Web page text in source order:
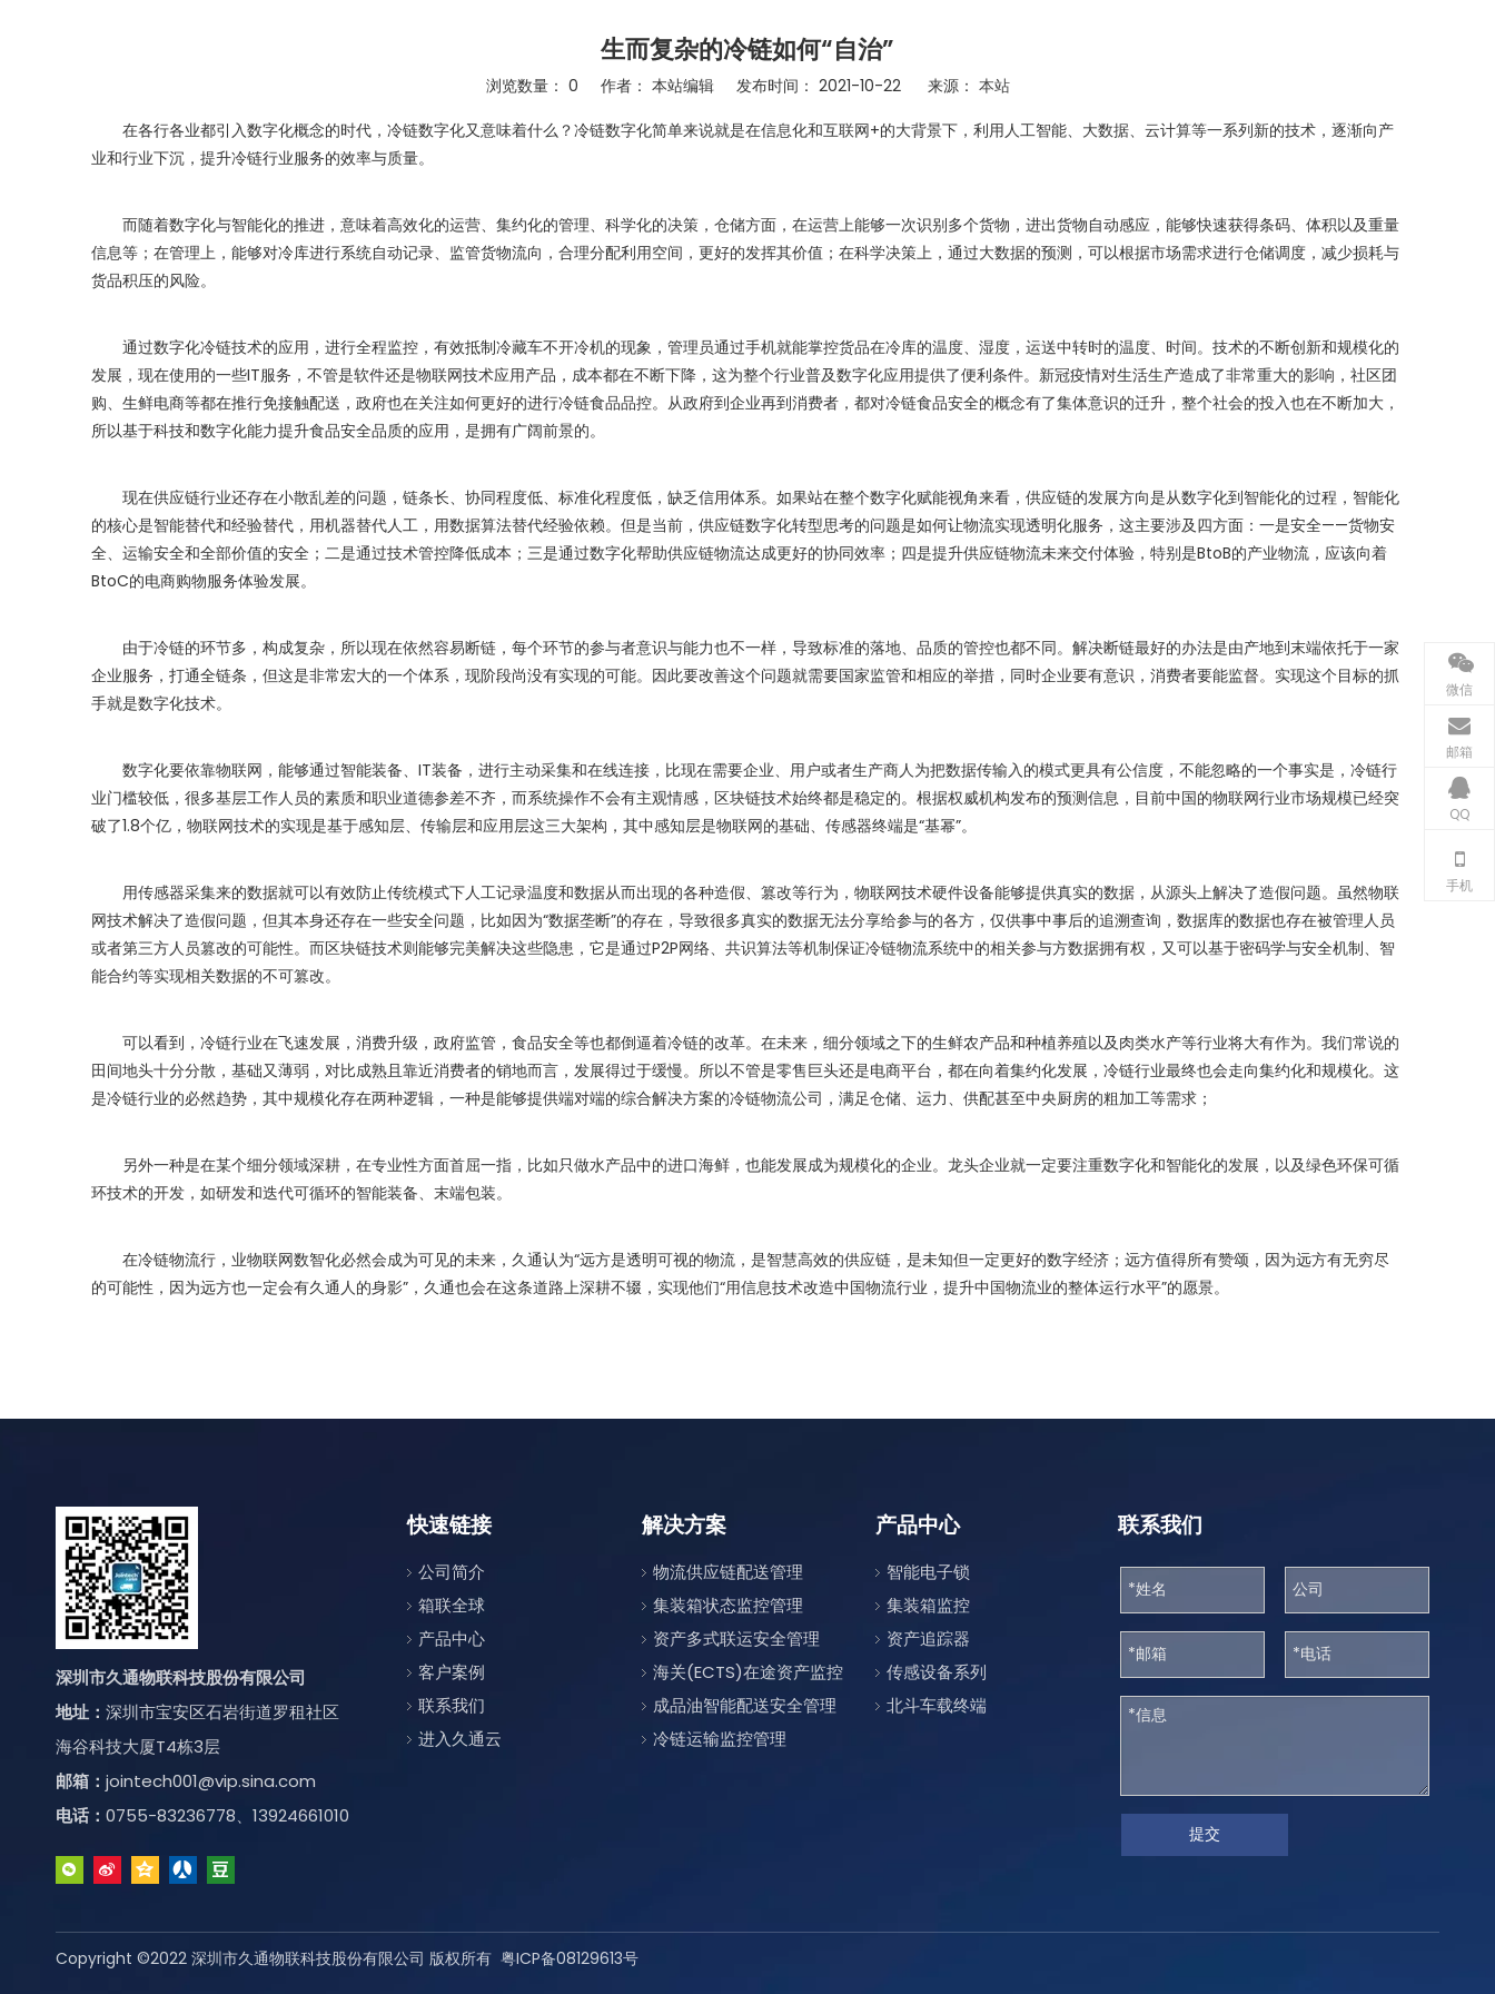
生而复杂的冷链如何“自治”
浏览数量： 0 作者： 本站编辑 发布时间： 2021-10-22 来源： 本站
["wechat","weibo","qzone","douban","email"]
在各行各业都引入数字化概念的时代，冷链数字化又意味着什么？冷链数字化简单来说就是在信息化和互联网+的大背景下，利用人工智能、大数据、云计算等一系列新的技术，逐渐向产
业和行业下沉，提升冷链行业服务的效率与质量。
而随着数字化与智能化的推进，意味着高效化的运营、集约化的管理、科学化的决策，仓储方面，在运营上能够一次识别多个货物，进出货物自动感应，能够快速获得条码、体积以及重量
信息等；在管理上，能够对冷库进行系统自动记录、监管货物流向，合理分配利用空间，更好的发挥其价值；在科学决策上，通过大数据的预测，可以根据市场需求进行仓储调度，减少损耗与
货品积压的风险。
通过数字化冷链技术的应用，进行全程监控，有效抵制冷藏车不开冷机的现象，管理员通过手机就能掌控货品在冷库的温度、湿度，运送中转时的温度、时间。技术的不断创新和规模化的
发展，现在使用的一些IT服务，不管是软件还是物联网技术应用产品，成本都在不断下降，这为整个行业普及数字化应用提供了便利条件。新冠疫情对生活生产造成了非常重大的影响，社区团
购、生鲜电商等都在推行免接触配送，政府也在关注如何更好的进行冷链食品品控。从政府到企业再到消费者，都对冷链食品安全的概念有了集体意识的迁升，整个社会的投入也在不断加大，
所以基于科技和数字化能力提升食品安全品质的应用，是拥有广阔前景的。
现在供应链行业还存在小散乱差的问题，链条长、协同程度低、标准化程度低，缺乏信用体系。如果站在整个数字化赋能视角来看，供应链的发展方向是从数字化到智能化的过程，智能化
的核心是智能替代和经验替代，用机器替代人工，用数据算法替代经验依赖。但是当前，供应链数字化转型思考的问题是如何让物流实现透明化服务，这主要涉及四方面：一是安全——货物安
全、运输安全和全部价值的安全；二是通过技术管控降低成本；三是通过数字化帮助供应链物流达成更好的协同效率；四是提升供应链物流未来交付体验，特别是BtoB的产业物流，应该向着
BtoC的电商购物服务体验发展。
由于冷链的环节多，构成复杂，所以现在依然容易断链，每个环节的参与者意识与能力也不一样，导致标准的落地、品质的管控也都不同。解决断链最好的办法是由产地到末端依托于一家
企业服务，打通全链条，但这是非常宏大的一个体系，现阶段尚没有实现的可能。因此要改善这个问题就需要国家监管和相应的举措，同时企业要有意识，消费者要能监督。实现这个目标的抓
手就是数字化技术。
数字化要依靠物联网，能够通过智能装备、IT装备，进行主动采集和在线连接，比现在需要企业、用户或者生产商人为把数据传输入的模式更具有公信度，不能忽略的一个事实是，冷链行
业门槛较低，很多基层工作人员的素质和职业道德参差不齐，而系统操作不会有主观情感，区块链技术始终都是稳定的。根据权威机构发布的预测信息，目前中国的物联网行业市场规模已经突
破了1.8个亿，物联网技术的实现是基于感知层、传输层和应用层这三大架构，其中感知层是物联网的基础、传感器终端是“基幂”。
用传感器采集来的数据就可以有效防止传统模式下人工记录温度和数据从而出现的各种造假、篡改等行为，物联网技术硬件设备能够提供真实的数据，从源头上解决了造假问题。虽然物联
网技术解决了造假问题，但其本身还存在一些安全问题，比如因为“数据垄断”的存在，导致很多真实的数据无法分享给参与的各方，仅供事中事后的追溯查询，数据库的数据也存在被管理人员
或者第三方人员篡改的可能性。而区块链技术则能够完美解决这些隐患，它是通过P2P网络、共识算法等机制保证冷链物流系统中的相关参与方数据拥有权，又可以基于密码学与安全机制、智
能合约等实现相关数据的不可篡改。
可以看到，冷链行业在飞速发展，消费升级，政府监管，食品安全等也都倒逼着冷链的改革。在未来，细分领域之下的生鲜农产品和种植养殖以及肉类水产等行业将大有作为。我们常说的
田间地头十分分散，基础又薄弱，对比成熟且靠近消费者的销地而言，发展得过于缓慢。所以不管是零售巨头还是电商平台，都在向着集约化发展，冷链行业最终也会走向集约化和规模化。这
是冷链行业的必然趋势，其中规模化存在两种逻辑，一种是能够提供端对端的综合解决方案的冷链物流公司，满足仓储、运力、供配甚至中央厨房的粗加工等需求；
另外一种是在某个细分领域深耕，在专业性方面首屈一指，比如只做水产品中的进口海鲜，也能发展成为规模化的企业。龙头企业就一定要注重数字化和智能化的发展，以及绿色环保可循
环技术的开发，如研发和迭代可循环的智能装备、末端包装。
在冷链物流行，业物联网数智化必然会成为可见的未来，久通认为“远方是透明可视的物流，是智慧高效的供应链，是未知但一定更好的数字经济；远方值得所有赞颂，因为远方有无穷尽
的可能性，因为远方也一定会有久通人的身影”，久通也会在这条道路上深耕不辍，实现他们“用信息技术改造中国物流行业，提升中国物流业的整体运行水平”的愿景。
深圳市久通物联科技股份有限公司
地址： 深圳市宝安区石岩街道罗租社区
海谷科技大厦T4栋3层
邮箱： jointech001@vip.sina.com
电话： 0755-83236778、13924661010
快速链接
公司简介
箱联全球
产品中心
客户案例
联系我们
进入久通云
解决方案
物流供应链配送管理
集装箱状态监控管理
资产多式联运安全管理
海关(ECTS)在途资产监控
成品油智能配送安全管理
冷链运输监控管理
产品中心
智能电子锁
集装箱监控
资产追踪器
传感设备系列
北斗车载终端
微信
邮箱
QQ
手机
联系我们
提交
Copyright ©2022 深圳市久通物联科技股份有限公司 版权所有 粤ICP备08129613号